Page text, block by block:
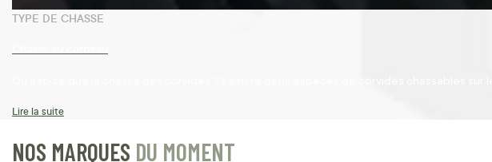
TYPE DE CHASSE
Lire la suite
NOS MARQUES DU MOMENT